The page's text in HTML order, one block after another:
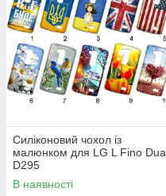
Силіконовий чохол із
малюнком для LG L Fino
D295
В наявності